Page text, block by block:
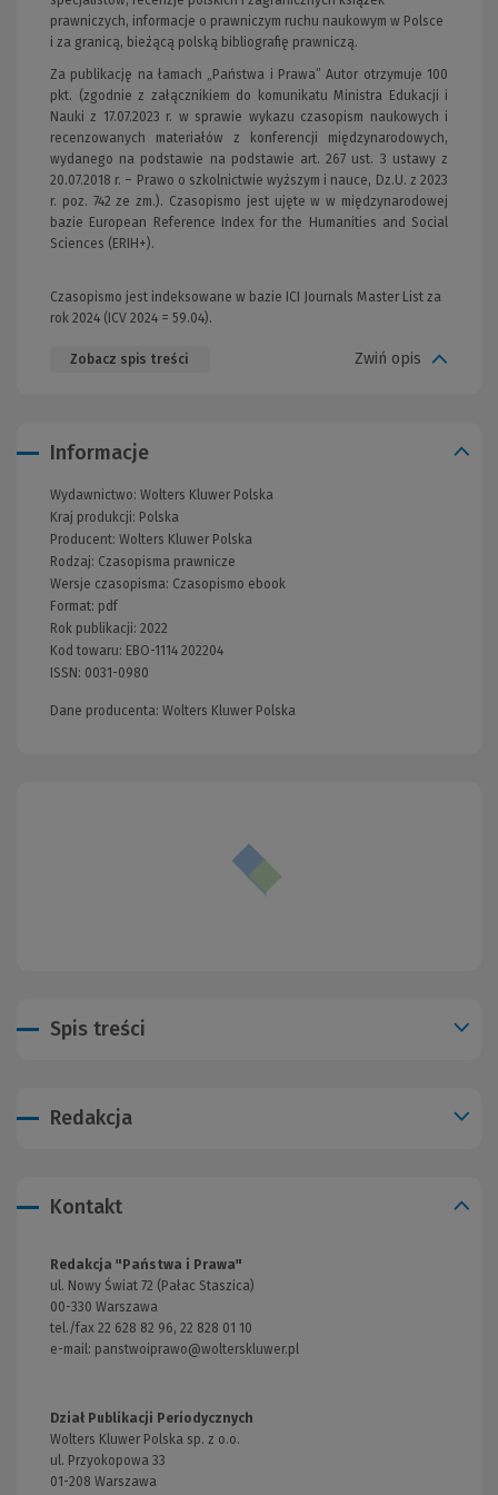
prawniczych, informacje o prawniczym ruchu naukowym w Polsce
i za granicą, bieżącą polską bibliografię prawniczą.
Za publikację na łamach „Państwa i Prawa” Autor otrzymuje 100
pkt. (zgodnie z załącznikiem do komunikatu Ministra Edukacji i
Nauki z 17.07.2023 r. w sprawie wykazu czasopism naukowych i
recenzowanych materiałów z konferencji międzynarodowych,
wydanego na podstawie na podstawie art. 267 ust. 3 ustawy z
20.07.2018 r. – Prawo o szkolnictwie wyższym i nauce, Dz.U. z 2023
r. poz. 742 ze zm.). Czasopismo jest ujęte w w międzynarodowej
bazie European Reference Index for the Humanities and Social
Sciences (ERIH+).
Czasopismo jest indeksowane w bazie ICI Journals Master List za
rok 2024 (ICV 2024 = 59.04).
Zobacz spis treści Zwiń opis
Informacje
Wydawnictwo: Wolters Kluwer Polska
Kraj produkcji: Polska
Producent: Wolters Kluwer Polska
Rodzaj: Czasopisma prawnicze
Wersje czasopisma: Czasopismo ebook
Format: pdf
Rok publikacji: 2022
Kod towaru: EBO-1114 202204
ISSN: 0031-0980
Dane producenta: Wolters Kluwer Polska
Spis treści
Redakcja
Kontakt
Redakcja "Państwa i Prawa"
ul. Nowy Świat 72 (Pałac Staszica)
00-330 Warszawa
tel./fax 22 628 82 96, 22 828 01 10
e-mail: panstwoiprawo@wolterskluwer.pl
Dział Publikacji Periodycznych
Wolters Kluwer Polska sp. z o.o.
ul. Przyokopowa 33
01-208 Warszawa